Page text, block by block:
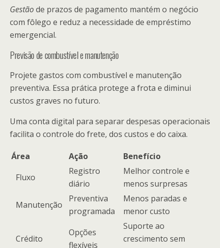
Gestãode prazos de pagamento mantém o negócio
com fôlego e reduz a necessidade de empréstimo
emergencial.
Previsão de combustível e manutenção
Projete gastos com combustível e manutenção
preventiva. Essa prática protege a frota e diminui
custos graves no futuro.
Uma conta digital para separar despesas operacionais
facilita o controle do frete, dos custos e do caixa.
Área Ação
Benefício
Fluxo
Registro
diário
Melhor controle e
menos surpresas
Manutenção
Preventiva
programada
Menos paradas e
menor custo
Crédito
Opções
flexíveis
Suporte ao
crescimento sem